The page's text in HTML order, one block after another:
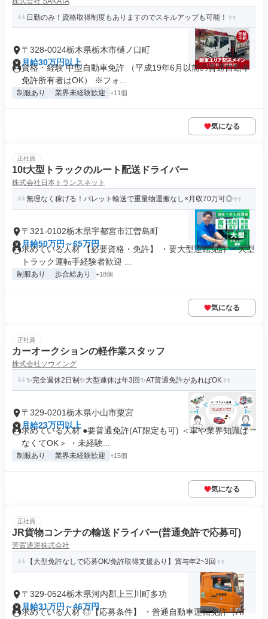
日勤のみ！資格取得制度もありますのでスキルアップも可能！
〒328-0024栃木県栃木市樋ノ口町
月給30万円以上
資格・経験 中型自動車免許 （平成19年6月以前の普通自動車
免許所有者はOK） ※フォ...
制服あり 業界未経験歓迎 +11個
気になる
正社員
10t大型トラックのルート配送ドライバー
株式会社日本トランスネット
無理なく稼げる！パレット輸送で重量物運搬なし×月収70万可◎
〒321-0102栃木県宇都宮市江曽島町
月給50万円～65万円
求めている人材 【必要資格・免許】 ・要大型運転免許 ・大型
トラック運転手経験者歓迎 ...
制服あり 歩合給あり +18個
気になる
正社員
カーオークションの軽作業スタッフ
株式会社ソウイング
✨完全週休2日制✨大型連休は年3回✨AT普通免許があればOK
〒329-0201栃木県小山市粟宮
月給23万円以上
求めている人材 ●要普通免許(AT限定も可) ＜車や業界知識は
なくてOK＞ ・未経験...
制服あり 業界未経験歓迎 +15個
気になる
正社員
JR貨物コンテナの輸送ドライバー(普通免許で応募可)
芳賀通運株式会社
【大型免許なしで応募OK/免許取得支援あり】賞与年2~3回
〒329-0524栃木県河内郡上三川町多功
月給31万円～46万円
求めている人材 ◎【応募条件】 ・普通自動車運転免許（AT